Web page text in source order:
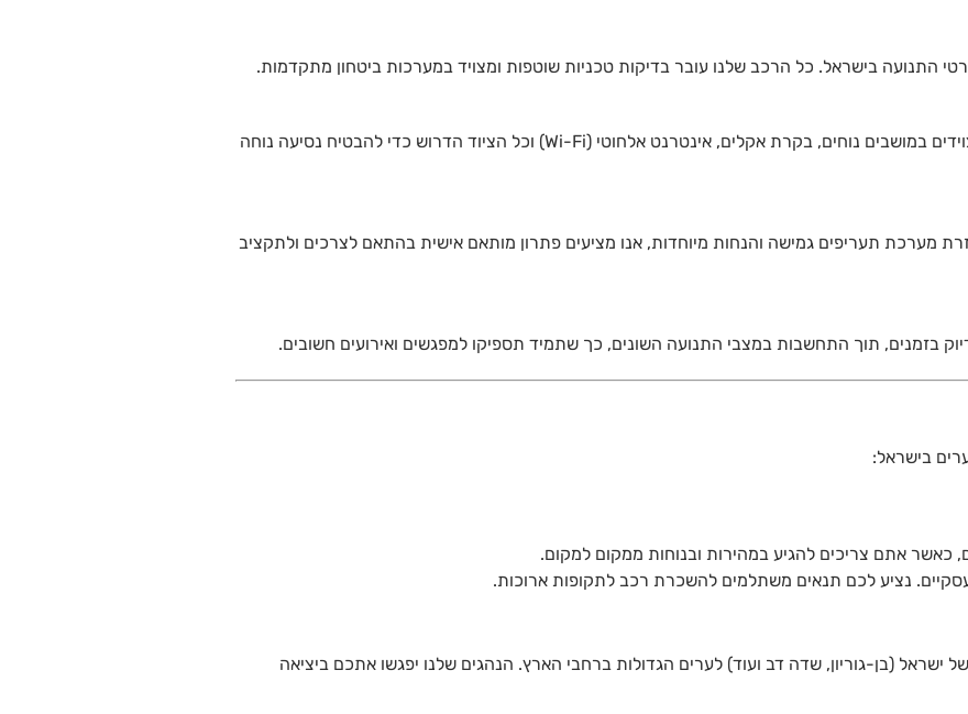
התנועה בישראל. כל הרכב שלנו עובר בדיקות טכניות שוטפות ומצויד במערכות ביטחון מתקדמות.
אנו מבינים שחשוב לספק נוחות במהלך הנסיעה. רכבי החברה מצוידים במושבים נוחים, בקרת אקלים, אינטרנט אלחוטי (Wi-Fi) וכל הציוד הדרוש כדי להבטיח נסיעה נוחה
מערכת תעריפים גמישה והנחות מיוחדות, אנו מציעים פתרון מותאם אישית בהתאם לצרכים ולתקציב
בזמנים, תוך התחשבות במצבי התנועה השונים, כך שתמיד תספיקו למפגשים ואירועים חשובים.
בישראל:
כאשר אתם צריכים להגיע במהירות ובנוחות ממקום למקום.
עסקיים. נציע לכם תנאים משתלמים להשכרת רכב לתקופות ארוכות.
ישראל (בן-גוריון, שדה דב ועוד) לערים הגדולות ברחבי הארץ. הנהגים שלנו יפגשו אתכם ביציאה